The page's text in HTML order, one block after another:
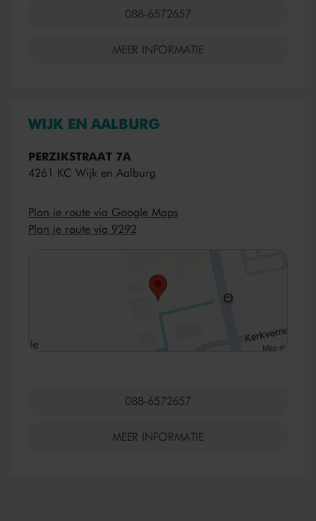
088-6572657
MEER INFORMATIE
WIJK EN AALBURG
PERZIKSTRAAT 7A
4261 KC Wijk en Aalburg
Plan je route via Google Maps
Plan je route via 9292
088-6572657
MEER INFORMATIE